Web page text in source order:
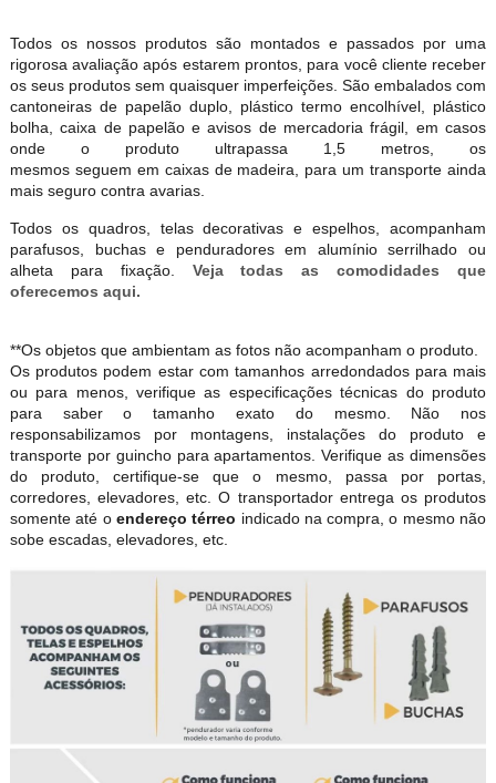
Todos os nossos produtos são montados e passados por uma
rigorosa avaliação após estarem prontos, para você cliente receber
os seus produtos sem quaisquer imperfeições. São embalados com
cantoneiras de papelão duplo, plástico termo encolhível, plástico
bolha, caixa de papelão e avisos de mercadoria frágil, em casos
onde o produto ultrapassa 1,5 metros, os
mesmos seguem em caixas de madeira, para um transporte ainda
mais seguro contra avarias.
Todos os quadros, telas decorativas e espelhos, acompanham
parafusos, buchas e penduradores em alumínio serrilhado ou
alheta para fixação. Veja todas as comodidades que
oferecemos aqui.
**Os objetos que ambientam as fotos não acompanham o produto.
Os produtos podem estar com tamanhos arredondados para mais
ou para menos, verifique as especificações técnicas do produto
para saber o tamanho exato do mesmo. Não nos
responsabilizamos por montagens, instalações do produto e
transporte por guincho para apartamentos. Verifique as dimensões
do produto, certifique-se que o mesmo, passa por portas,
corredores, elevadores, etc. O transportador entrega os produtos
somente até o endereço térreo indicado na compra, o mesmo não
sobe escadas, elevadores, etc.